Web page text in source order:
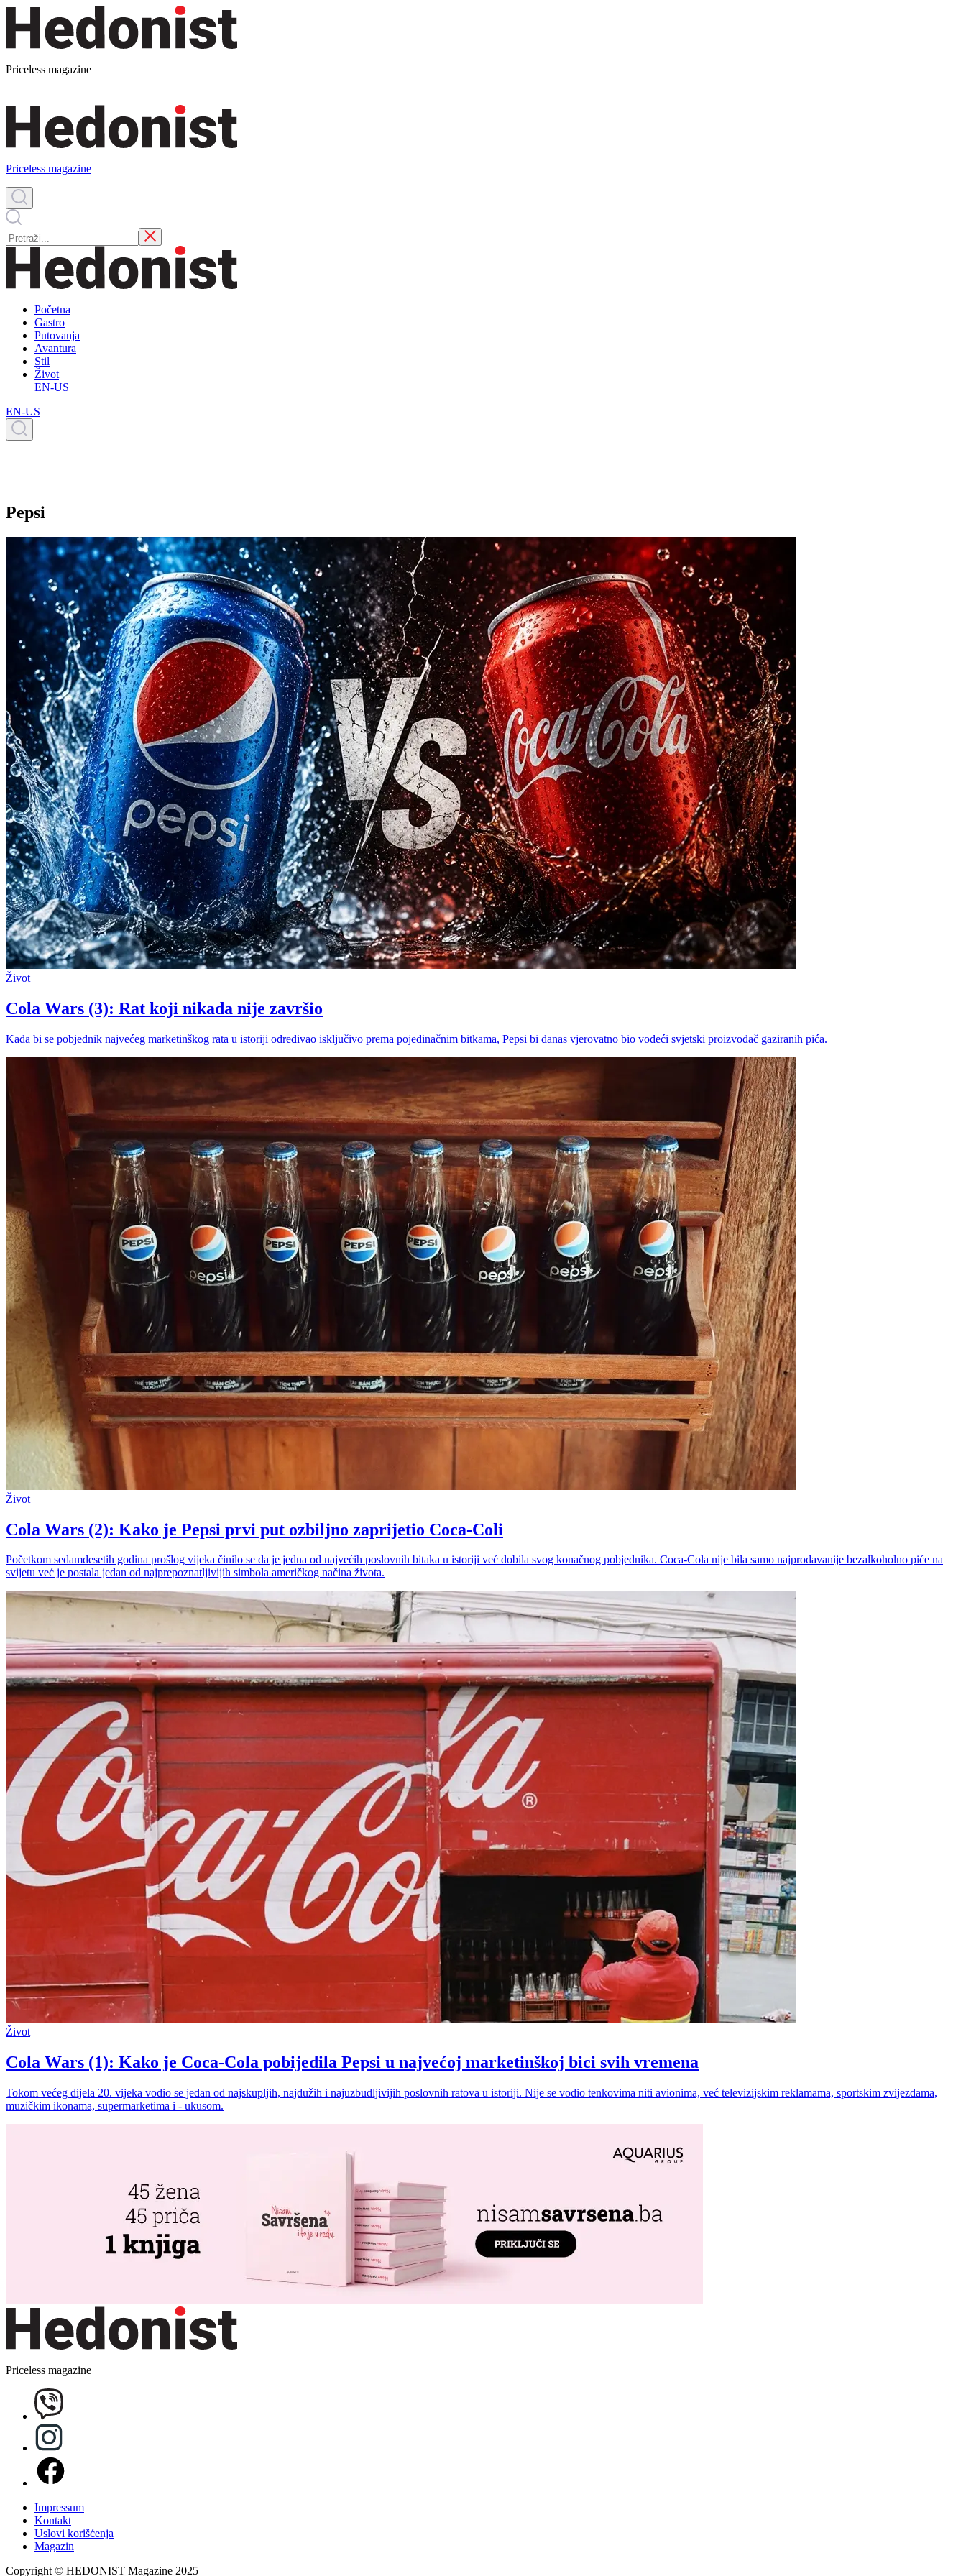
Priceless magazine
Priceless magazine
Početna
Gastro
Putovanja
Avantura
Stil
Život
EN-US
EN-US
Pepsi
Život
Cola Wars (3): Rat koji nikada nije završio
Kada bi se pobjednik najvećeg marketinškog rata u istoriji određivao isključivo prema pojedinačnim bitkama, Pepsi bi danas vjerovatno bio vodeći svjetski proizvođač gaziranih pića.
Život
Cola Wars (2): Kako je Pepsi prvi put ozbiljno zaprijetio Coca-Coli
Početkom sedamdesetih godina prošlog vijeka činilo se da je jedna od najvećih poslovnih bitaka u istoriji već dobila svog konačnog pobjednika. Coca-Cola nije bila samo najprodavanije bezalkoholno piće na
svijetu već je postala jedan od najprepoznatljivijih simbola američkog načina života.
Život
Cola Wars (1): Kako je Coca-Cola pobijedila Pepsi u najvećoj marketinškoj bici svih vremena
Tokom većeg dijela 20. vijeka vodio se jedan od najskupljih, najdužih i najuzbudljivijih poslovnih ratova u istoriji. Nije se vodio tenkovima niti avionima, već televizijskim reklamama, sportskim zvijezdama,
muzičkim ikonama, supermarketima i - ukusom.
Priceless magazine
Impressum
Kontakt
Uslovi korišćenja
Magazin
Copyright © HEDONIST Magazine 2025